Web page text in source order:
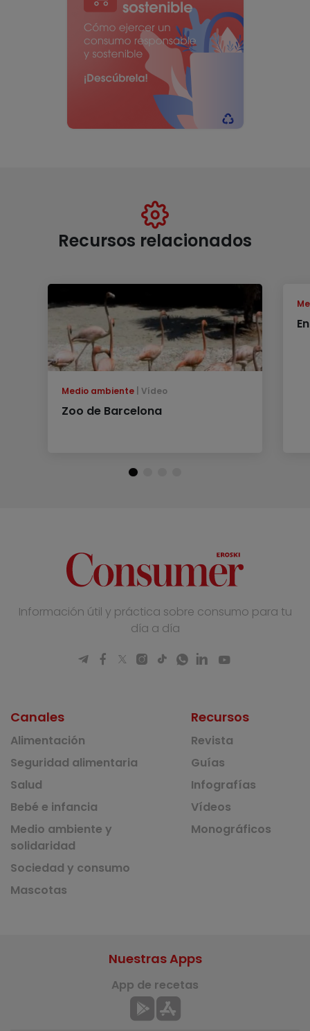
Recursos relacionados
Medio ambiente Vídeo
Zoo de Barcelona
Información útil y práctica sobre consumo para tu
día a día
Canales
Alimentación
Seguridad alimentaria
Salud
Bebé e infancia
Medio ambiente y
solidaridad
Sociedad y consumo
Mascotas
Recursos
Revista
Guías
Infografías
Vídeos
Monográficos
Nuestras Apps
App de recetas